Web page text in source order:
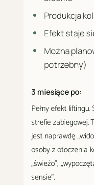
Produkcja
Efekt staje
Można
potrzebny)
3 miesiące po:
Pełny efekt
strefie zabiegowej.
jest naprawdę
osoby z otoczenia
„świeżo",
sensie".